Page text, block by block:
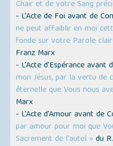
Chair et de votre Sang
- L’Acte de Foi avant de
ne peut affaiblir en moi
fonde sur votre Parole
Franz Marx
- L’Acte d'Espérance avant
mon Jésus, par la vertu de
éternelle que Vous nous
Marx
- L’Acte d'Amour avant de
par amour pour moi que
Sacrement de l'autel » du